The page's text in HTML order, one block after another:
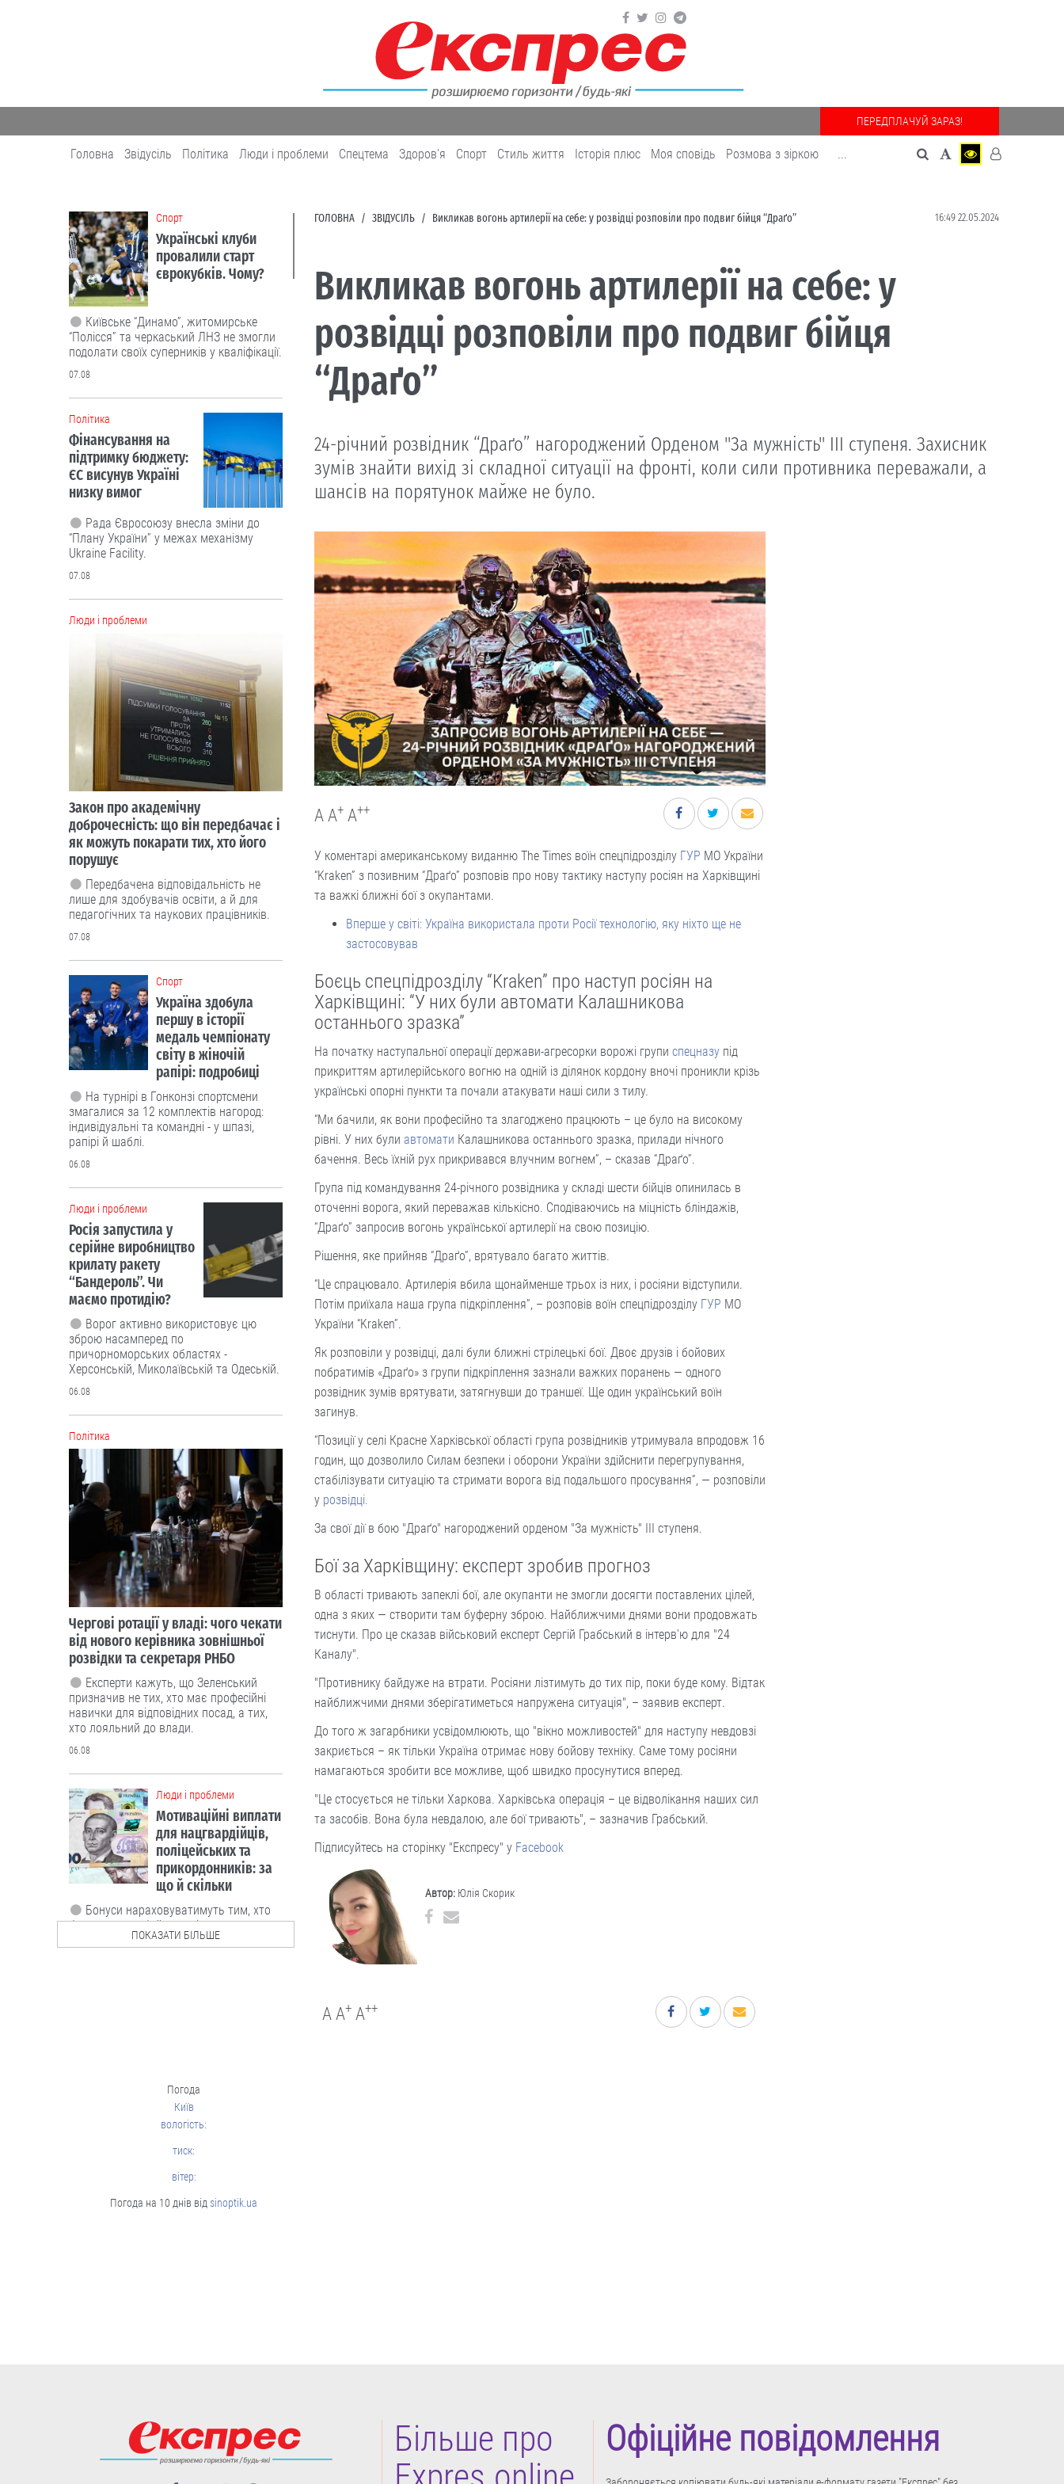
ПЕРЕДПЛАЧУЙ ЗАРАЗ!
Головна Звідусіль Політика Люди і проблеми Спецтема Здоров'я Cпорт Cтиль життя Історія плюс Моя сповідь Розмова з зіркою ...
ГОЛОВНА ЗВІДУСІЛЬ Викликав вогонь артилерії на себе: у розвідці розповіли про подвиг бійця “Драґо” 16:49 22.05.2024
Викликав вогонь артилерії на себе: у
розвідці розповіли про подвиг бійця
“Драґо”
24-річний розвідник “Драґо” нагороджений Орденом "За мужність" ІІІ ступеня. Захисник
зумів знайти вихід зі складної ситуації на фронті, коли сили противника переважали, а
шансів на порятунок майже не було.
A A+ A++
У коментарі американському виданню The Times воїн спецпідрозділу ГУР МО України
“Kraken” з позивним “Драґо” розповів про нову тактику наступу росіян на Харківщині
та важкі ближні бої з окупантами.
Вперше у світі: Україна використала проти Росії технологію, яку ніхто ще не
застосовував
Боєць спецпідрозділу “Kraken” про наступ росіян на
Харківщині: “У них були автомати Калашникова
останнього зразка”
На початку наступальної операції держави-агресорки ворожі групи спецназу під
прикриттям артилерійського вогню на одній із ділянок кордону вночі проникли крізь
українські опорні пункти та почали атакувати наші сили з тилу.
“Ми бачили, як вони професійно та злагоджено працюють – це було на високому
рівні. У них були автомати Калашникова останнього зразка, прилади нічного
бачення. Весь їхній рух прикривався влучним вогнем”, – сказав “Драґо”.
Група під командування 24-річного розвідника у складі шести бійців опинилась в
оточенні ворога, який переважав кількісно. Сподіваючись на міцність бліндажів,
“Драґо” запросив вогонь української артилерії на свою позицію.
Рішення, яке прийняв “Драґо”, врятувало багато життів.
“Це спрацювало. Артилерія вбила щонайменше трьох із них, і росіяни відступили.
Потім приїхала наша група підкріплення”, – розповів воїн спецпідрозділу ГУР МО
України “Kraken”.
Як розповіли у розвідці, далі були ближні стрілецькі бої. Двоє друзів і бойових
побратимів «Драґо» з групи підкріплення зазнали важких поранень ― одного
розвідник зумів врятувати, затягнувши до траншеї. Ще один український воїн
загинув.
“Позиції у селі Красне Харківської області група розвідників утримувала впродовж 16
годин, що дозволило Силам безпеки і оборони України здійснити перегрупування,
стабілізувати ситуацію та стримати ворога від подальшого просування”, — розповіли
у розвідці.
За свої дії в бою "Драґо" нагороджений орденом "За мужність" III ступеня.
Бої за Харківщину: експерт зробив прогноз
В області тривають запеклі бої, але окупанти не змогли досягти поставлених цілей,
одна з яких — створити там буферну зброю. Найближчими днями вони продовжать
тиснути. Про це сказав військовий експерт Сергій Грабський в інтерв'ю для "24
Каналу".
"Противнику байдуже на втрати. Росіяни лізтимуть до тих пір, поки буде кому. Відтак
найближчими днями зберігатиметься напружена ситуація", – заявив експерт.
До того ж загарбники усвідомлюють, що "вікно можливостей" для наступу невдовзі
закриється – як тільки Україна отримає нову бойову техніку. Саме тому росіяни
намагаються зробити все можливе, щоб швидко просунутися вперед.
"Це стосується не тільки Харкова. Харківська операція – це відволікання наших сил
та засобів. Вона була невдалою, але бої тривають", – зазначив Грабський.
Підписуйтесь на сторінку "Експресу" у Facebook
Автор: Юлія Скорик
A A+ A++
Погода
Київ
вологість:
тиск:
вітер:
Погода на 10 днів від sinoptik.ua
Cпорт
Українські клуби
провалили старт
єврокубків. Чому?
Київське “Динамо”, житомирське
“Полісся” та черкаський ЛНЗ не змогли
подолати своїх суперників у кваліфікації.
07.08
Політика
Фінансування на
підтримку бюджету:
ЄС висунув Україні
низку вимог
Рада Євросоюзу внесла зміни до
“Плану України” у межах механізму
Ukraine Facility.
07.08
Люди і проблеми
Закон про академічну
доброчесність: що він передбачає і
як можуть покарати тих, хто його
порушує
Передбачена відповідальність не
лише для здобувачів освіти, а й для
педагогічних та наукових працівників.
07.08
Cпорт
Україна здобула
першу в історії
медаль чемпіонату
світу в жіночій
рапірі: подробиці
На турнірі в Гонконзі спортсмени
змагалися за 12 комплектів нагород:
індивідуальні та командні - у шпазі,
рапірі й шаблі.
06.08
Люди і проблеми
Росія запустила у
серійне виробництво
крилату ракету
“Бандероль”. Чи
маємо протидію?
Ворог активно використовує цю
зброю насамперед по
причорноморських областях -
Херсонській, Миколаївській та Одеській.
06.08
Політика
Чергові ротації у владі: чого чекати
від нового керівника зовнішньої
розвідки та секретаря РНБО
Експерти кажуть, що Зеленський
призначив не тих, хто має професійні
навички для відповідних посад, а тих,
хто лояльний до влади.
06.08
Люди і проблеми
Мотиваційні виплати
для нацгвардійців,
поліцейських та
прикордонників: за
що й скільки
Бонуси нараховуватимуть тим, хто
бере участь у бойових діях.
06.08
Чи потрібно проводити підсумкові
іспити для учнів 4-х, 9-х та 12 класів?
вологих серветок для передової
Ініціатором цієї справи став
ПОКАЗАТИ БІЛЬШЕ
Більше про
Офіційне повідомлення